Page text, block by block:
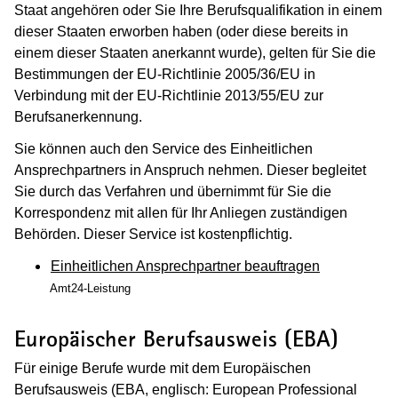
Staat angehören oder Sie Ihre Berufsqualifikation in einem
dieser Staaten erworben haben (oder diese bereits in
einem dieser Staaten anerkannt wurde), gelten für Sie die
Bestimmungen der EU-Richtlinie 2005/36/EU in
Verbindung mit der EU-Richtlinie 2013/55/EU zur
Berufsanerkennung.
Sie können auch den Service des Einheitlichen
Ansprechpartners in Anspruch nehmen. Dieser begleitet
Sie durch das Verfahren und übernimmt für Sie die
Korrespondenz mit allen für Ihr Anliegen zuständigen
Behörden. Dieser Service ist kostenpflichtig.
Einheitlichen Ansprechpartner beauftragen
Amt24-Leistung
Europäischer Berufsausweis (EBA)
Für einige Berufe wurde mit dem Europäischen
Berufsausweis (EBA, englisch: European Professional